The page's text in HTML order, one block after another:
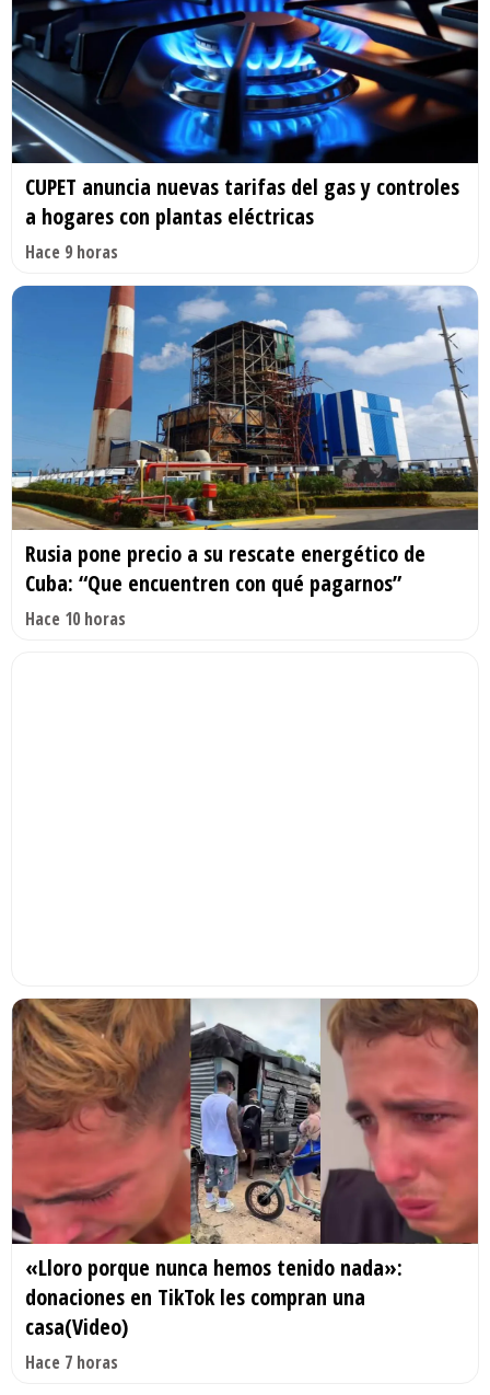
CUPET anuncia nuevas tarifas del gas y controles
a hogares con plantas eléctricas
Hace 9 horas
Rusia pone precio a su rescate energético de
Cuba: “Que encuentren con qué pagarnos”
Hace 10 horas
«Lloro porque nunca hemos tenido nada»:
donaciones en TikTok les compran una
casa(Video)
Hace 7 horas